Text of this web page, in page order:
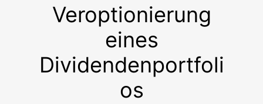
Veroptionierung
eines
Dividendenportfoli
os